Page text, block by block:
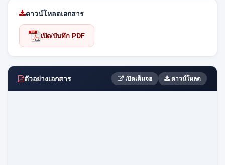
ดาวน์โหลดเอกสาร
เปิด/บันทึก PDF
ตัวอย่างเอกสาร เปิดเต็มจอ ดาวน์โหลด